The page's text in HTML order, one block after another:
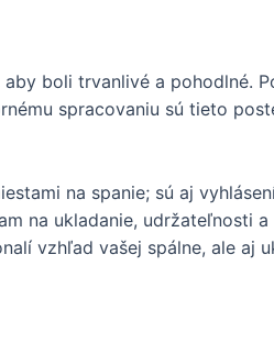
boli trvanlivé a pohodlné.
spracovaniu sú tieto
na spanie; sú aj
na ukladanie, udržateľnosti
vzhľad vašej spálne, ale aj